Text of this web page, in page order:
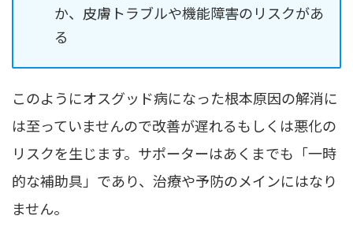
か、皮膚トラブルや機能障害のリスクがあ
る
このようにオスグッド病になった根本原因の解消に
は至っていませんので改善が遅れるもしくは悪化の
リスクを生じます。サポーターはあくまでも「一時
的な補助具」であり、治療や予防のメインにはなり
ません。